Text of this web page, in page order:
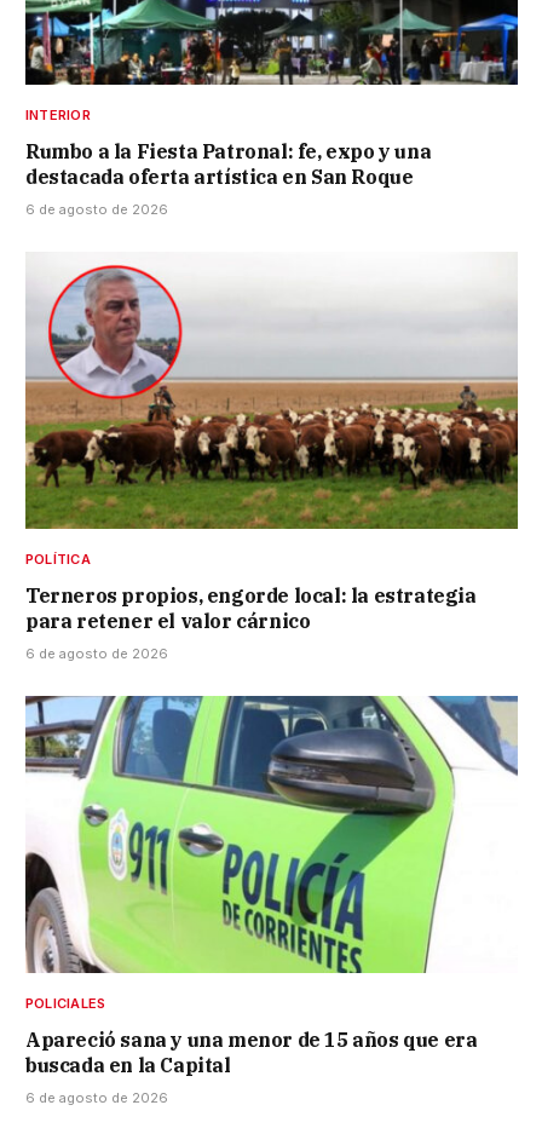
INTERIOR
Rumbo a la Fiesta Patronal: fe, expo y una
destacada oferta artística en San Roque
6 de agosto de 2026
POLÍTICA
Terneros propios, engorde local: la estrategia
para retener el valor cárnico
6 de agosto de 2026
POLICIALES
Apareció sana y una menor de 15 años que era
buscada en la Capital
6 de agosto de 2026